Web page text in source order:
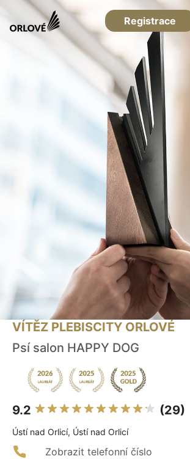
Registrace
VÍTĚZ PLEBISCITY ORLOVÉ
Psí salon HAPPY DOG
9.2 (29)
Ústí nad Orlicí, Ústí nad Orlicí
Zobrazit telefonní číslo